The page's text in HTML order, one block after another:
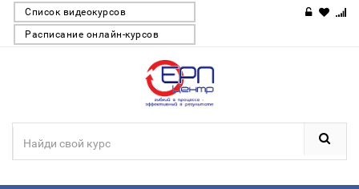
Список видеокурсов
Расписание онлайн-курсов